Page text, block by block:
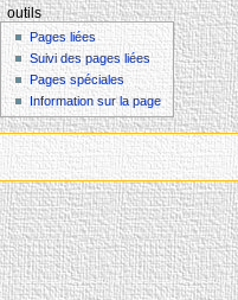
outils
Pages liées
Suivi des pages liées
Pages spéciales
Information sur la page